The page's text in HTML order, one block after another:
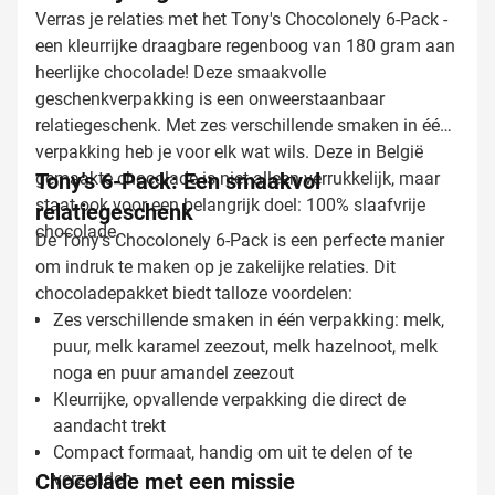
Verras je relaties met het Tony's Chocolonely 6-Pack -
een kleurrijke draagbare regenboog van 180 gram aan
heerlijke chocolade! Deze smaakvolle
geschenkverpakking is een onweerstaanbaar
relatiegeschenk. Met zes verschillende smaken in één
verpakking heb je voor elk wat wils. Deze in België
gemaakte chocolade is niet alleen verrukkelijk, maar
staat ook voor een belangrijk doel: 100% slaafvrije
chocolade.
Tony's 6-Pack: Een smaakvol
relatiegeschenk
De Tony's Chocolonely 6-Pack is een perfecte manier
om indruk te maken op je zakelijke relaties. Dit
chocoladepakket biedt talloze voordelen:
Zes verschillende smaken in één verpakking: melk,
puur, melk karamel zeezout, melk hazelnoot, melk
noga en puur amandel zeezout
Kleurrijke, opvallende verpakking die direct de
aandacht trekt
Compact formaat, handig om uit te delen of te
verzenden
Chocolade met een missie